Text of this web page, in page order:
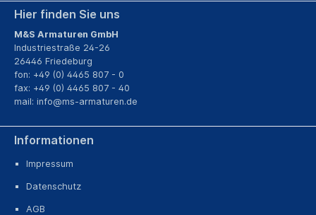
Informationen
Impressum
Datenschutz
AGB
Hier finden Sie uns
M&S Armaturen GmbH
Industriestraße 24-26
26446 Friedeburg
fon: +49 (0) 4465 807 - 0
fax: +49 (0) 4465 807 - 40
mail: info@ms-armaturen.de